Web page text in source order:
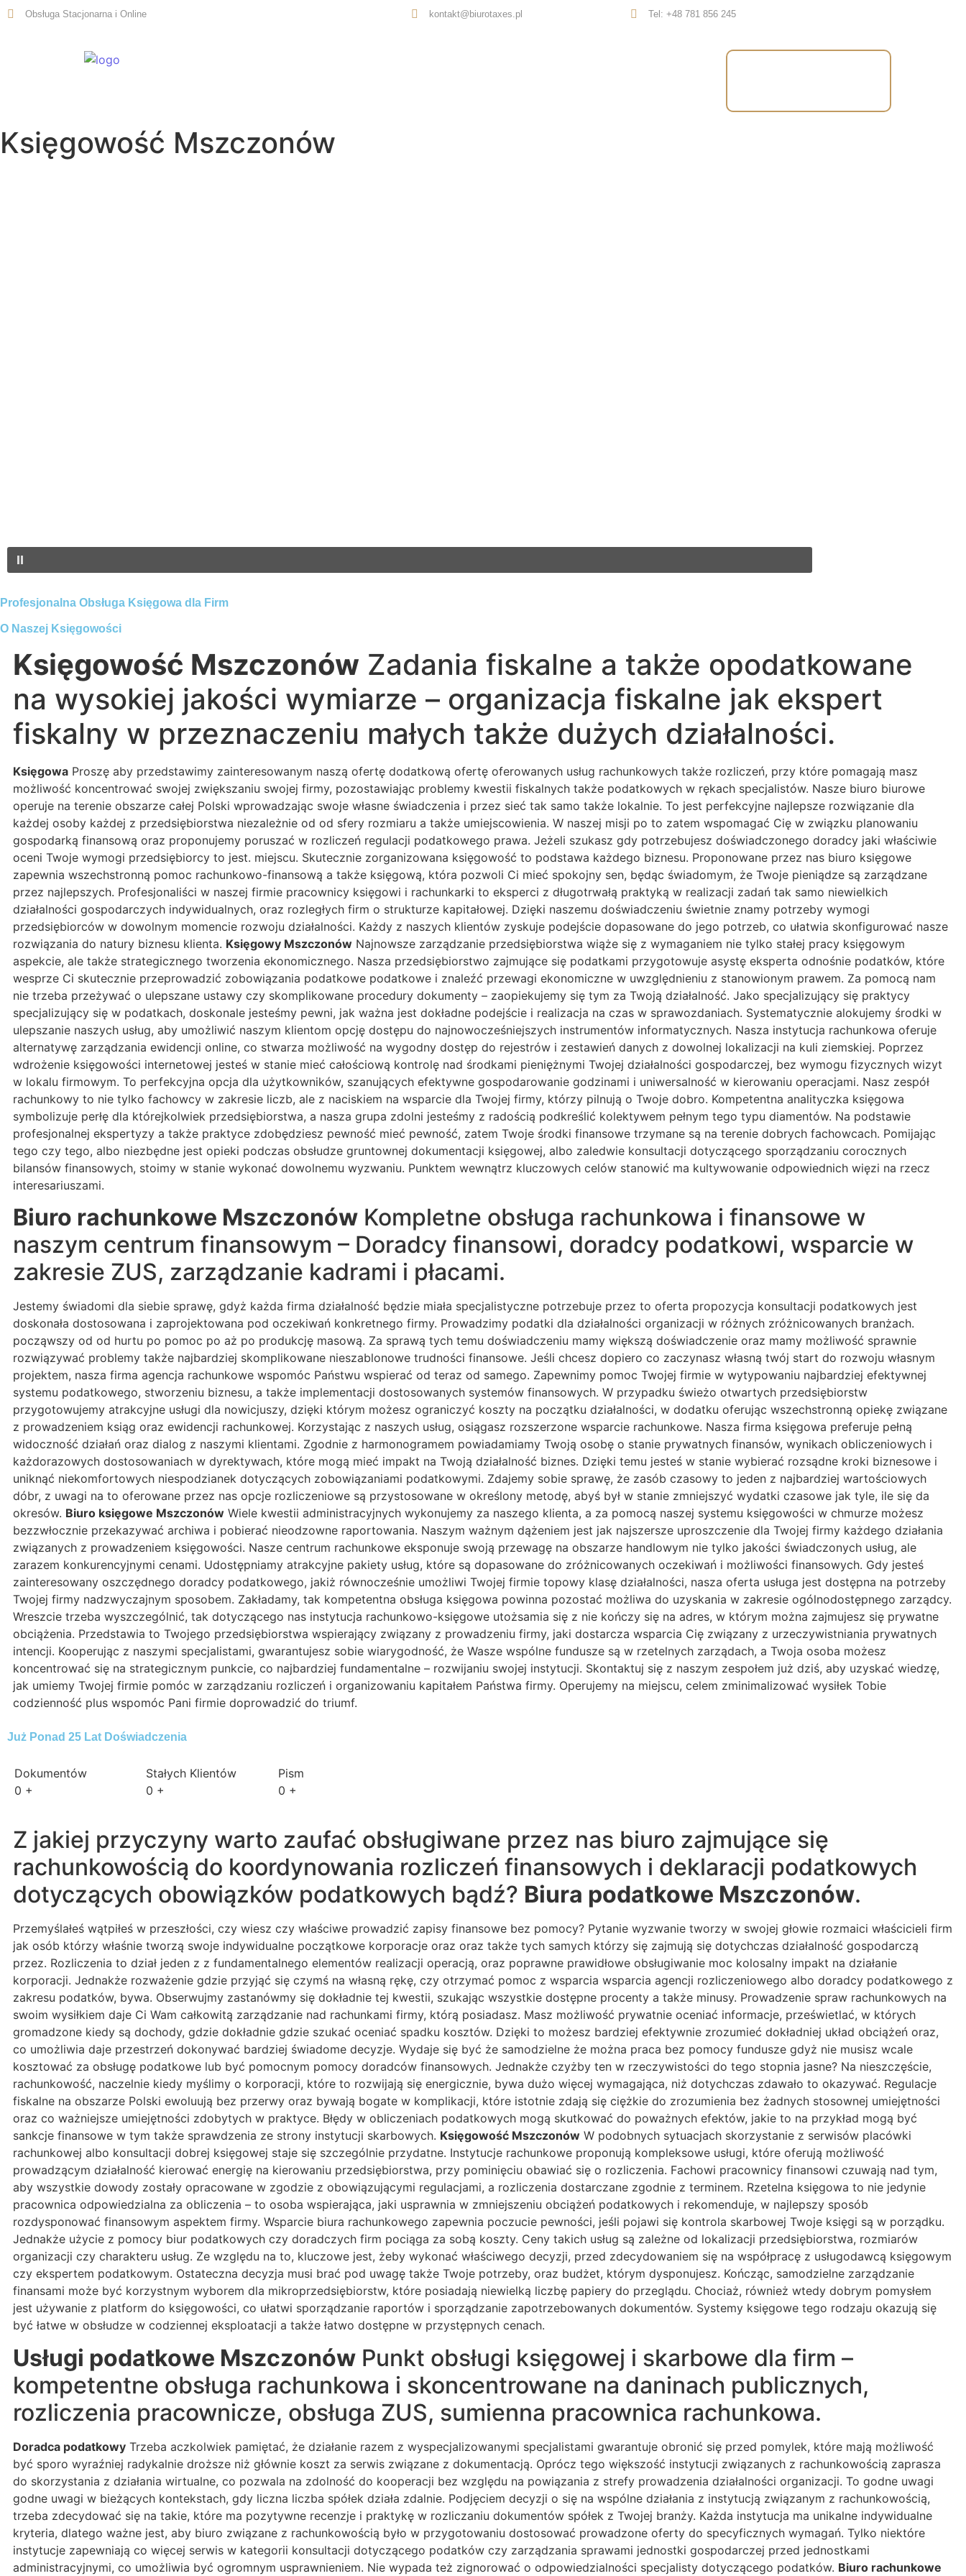
Obsługa Stacjonarna i Online kontakt@biurotaxes.pl Tel: +48 781 856 245
Księgowość Mszczonów
Profesjonalna Obsługa Księgowa dla Firm
O Naszej Księgowości
Księgowość Mszczonów Zadania fiskalne a także opodatkowane
na wysokiej jakości wymiarze – organizacja fiskalne jak ekspert
fiskalny w przeznaczeniu małych także dużych działalności.
Księgowa Proszę aby przedstawimy zainteresowanym naszą ofertę dodatkową ofertę oferowanych usług rachunkowych także rozliczeń, przy które pomagają masz
możliwość koncentrować swojej zwiększaniu swojej firmy, pozostawiając problemy kwestii fiskalnych także podatkowych w rękach specjalistów. Nasze biuro biurowe
operuje na terenie obszarze całej Polski wprowadzając swoje własne świadczenia i przez sieć tak samo także lokalnie. To jest perfekcyjne najlepsze rozwiązanie dla
każdej osoby każdej z przedsiębiorstwa niezależnie od od sfery rozmiaru a także umiejscowienia. W naszej misji po to zatem wspomagać Cię w związku planowaniu
gospodarką finansową oraz proponujemy poruszać w rozliczeń regulacji podatkowego prawa. Jeżeli szukasz gdy potrzebujesz doświadczonego doradcy jaki właściwie
oceni Twoje wymogi przedsiębiorcy to jest. miejscu. Skutecznie zorganizowana księgowość to podstawa każdego biznesu. Proponowane przez nas biuro księgowe
zapewnia wszechstronną pomoc rachunkowo-finansową a także księgową, która pozwoli Ci mieć spokojny sen, będąc świadomym, że Twoje pieniądze są zarządzane
przez najlepszych. Profesjonaliści w naszej firmie pracownicy księgowi i rachunkarki to eksperci z długotrwałą praktyką w realizacji zadań tak samo niewielkich
działalności gospodarczych indywidualnych, oraz rozległych firm o strukturze kapitałowej. Dzięki naszemu doświadczeniu świetnie znamy potrzeby wymogi
przedsiębiorców w dowolnym momencie rozwoju działalności. Każdy z naszych klientów zyskuje podejście dopasowane do jego potrzeb, co ułatwia skonfigurować nasze
rozwiązania do natury biznesu klienta. Księgowy Mszczonów Najnowsze zarządzanie przedsiębiorstwa wiąże się z wymaganiem nie tylko stałej pracy księgowym
aspekcie, ale także strategicznego tworzenia ekonomicznego. Nasza przedsiębiorstwo zajmujące się podatkami przygotowuje asystę eksperta odnośnie podatków, które
wesprze Ci skutecznie przeprowadzić zobowiązania podatkowe podatkowe i znaleźć przewagi ekonomiczne w uwzględnieniu z stanowionym prawem. Za pomocą nam
nie trzeba przeżywać o ulepszane ustawy czy skomplikowane procedury dokumenty – zaopiekujemy się tym za Twoją działalność. Jako specjalizujący się praktycy
specjalizujący się w podatkach, doskonale jesteśmy pewni, jak ważna jest dokładne podejście i realizacja na czas w sprawozdaniach. Systematycznie alokujemy środki w
ulepszanie naszych usług, aby umożliwić naszym klientom opcję dostępu do najnowocześniejszych instrumentów informatycznych. Nasza instytucja rachunkowa oferuje
alternatywę zarządzania ewidencji online, co stwarza możliwość na wygodny dostęp do rejestrów i zestawień danych z dowolnej lokalizacji na kuli ziemskiej. Poprzez
wdrożenie księgowości internetowej jesteś w stanie mieć całościową kontrolę nad środkami pieniężnymi Twojej działalności gospodarczej, bez wymogu fizycznych wizyt
w lokalu firmowym. To perfekcyjna opcja dla użytkowników, szanujących efektywne gospodarowanie godzinami i uniwersalność w kierowaniu operacjami. Nasz zespół
rachunkowy to nie tylko fachowcy w zakresie liczb, ale z naciskiem na wsparcie dla Twojej firmy, którzy pilnują o Twoje dobro. Kompetentna analityczka księgowa
symbolizuje perłę dla którejkolwiek przedsiębiorstwa, a nasza grupa zdolni jesteśmy z radością podkreślić kolektywem pełnym tego typu diamentów. Na podstawie
profesjonalnej ekspertyzy a także praktyce zdobędziesz pewność mieć pewność, zatem Twoje środki finansowe trzymane są na terenie dobrych fachowcach. Pomijając
tego czy tego, albo niezbędne jest opieki podczas obsłudze gruntownej dokumentacji księgowej, albo zaledwie konsultacji dotyczącego sporządzaniu corocznych
bilansów finansowych, stoimy w stanie wykonać dowolnemu wyzwaniu. Punktem wewnątrz kluczowych celów stanowić ma kultywowanie odpowiednich więzi na rzecz
interesariuszami.
Biuro rachunkowe Mszczonów Kompletne obsługa rachunkowa i finansowe w
naszym centrum finansowym – Doradcy finansowi, doradcy podatkowi, wsparcie w
zakresie ZUS, zarządzanie kadrami i płacami.
Jestemy świadomi dla siebie sprawę, gdyż każda firma działalność będzie miała specjalistyczne potrzebuje przez to oferta propozycja konsultacji podatkowych jest
doskonała dostosowana i zaprojektowana pod oczekiwań konkretnego firmy. Prowadzimy podatki dla działalności organizacji w różnych zróżnicowanych branżach.
począwszy od od hurtu po pomoc po aż po produkcję masową. Za sprawą tych temu doświadczeniu mamy większą doświadczenie oraz mamy możliwość sprawnie
rozwiązywać problemy także najbardziej skomplikowane nieszablonowe trudności finansowe. Jeśli chcesz dopiero co zaczynasz własną twój start do rozwoju własnym
projektem, nasza firma agencja rachunkowe wspomóc Państwu wspierać od teraz od samego. Zapewnimy pomoc Twojej firmie w wytypowaniu najbardziej efektywnej
systemu podatkowego, stworzeniu biznesu, a także implementacji dostosowanych systemów finansowych. W przypadku świeżo otwartych przedsiębiorstw
przygotowujemy atrakcyjne usługi dla nowicjuszy, dzięki którym możesz ograniczyć koszty na początku działalności, w dodatku oferując wszechstronną opiekę związane
z prowadzeniem ksiąg oraz ewidencji rachunkowej. Korzystając z naszych usług, osiągasz rozszerzone wsparcie rachunkowe. Nasza firma księgowa preferuje pełną
widoczność działań oraz dialog z naszymi klientami. Zgodnie z harmonogramem powiadamiamy Twoją osobę o stanie prywatnych finansów, wynikach obliczeniowych i
każdorazowych dostosowaniach w dyrektywach, które mogą mieć impakt na Twoją działalność biznes. Dzięki temu jesteś w stanie wybierać rozsądne kroki biznesowe i
uniknąć niekomfortowych niespodzianek dotyczących zobowiązaniami podatkowymi. Zdajemy sobie sprawę, że zasób czasowy to jeden z najbardziej wartościowych
dóbr, z uwagi na to oferowane przez nas opcje rozliczeniowe są przystosowane w określony metodę, abyś był w stanie zmniejszyć wydatki czasowe jak tyle, ile się da
okresów. Biuro księgowe Mszczonów Wiele kwestii administracyjnych wykonujemy za naszego klienta, a za pomocą naszej systemu księgowości w chmurze możesz
bezzwłocznie przekazywać archiwa i pobierać nieodzowne raportowania. Naszym ważnym dążeniem jest jak najszersze uproszczenie dla Twojej firmy każdego działania
związanych z prowadzeniem księgowości. Nasze centrum rachunkowe eksponuje swoją przewagę na obszarze handlowym nie tylko jakości świadczonych usług, ale
zarazem konkurencyjnymi cenami. Udostępniamy atrakcyjne pakiety usług, które są dopasowane do zróżnicowanych oczekiwań i możliwości finansowych. Gdy jesteś
zainteresowany oszczędnego doradcy podatkowego, jakiż równocześnie umożliwi Twojej firmie topowy klasę działalności, nasza oferta usługa jest dostępna na potrzeby
Twojej firmy nadzwyczajnym sposobem. Zakładamy, tak kompetentna obsługa księgowa powinna pozostać możliwa do uzyskania w zakresie ogólnodostępnego zarządcy.
Wreszcie trzeba wyszczególnić, tak dotyczącego nas instytucja rachunkowo-księgowe utożsamia się z nie kończy się na adres, w którym można zajmujesz się prywatne
obciążenia. Przedstawia to Twojego przedsiębiorstwa wspierający związany z prowadzeniu firmy, jaki dostarcza wsparcia Cię związany z urzeczywistniania prywatnych
intencji. Kooperując z naszymi specjalistami, gwarantujesz sobie wiarygodność, że Wasze wspólne fundusze są w rzetelnych zarządach, a Twoja osoba możesz
koncentrować się na strategicznym punkcie, co najbardziej fundamentalne – rozwijaniu swojej instytucji. Skontaktuj się z naszym zespołem już dziś, aby uzyskać wiedzę,
jak umiemy Twojej firmie pomóc w zarządzaniu rozliczeń i organizowaniu kapitałem Państwa firmy. Operujemy na miejscu, celem zminimalizować wysiłek Tobie
codzienność plus wspomóc Pani firmie doprowadzić do triumf.
Już Ponad 25 Lat Doświadczenia
Dokumentów
0 +
Stałych Klientów
0 +
Pism
0 +
Z jakiej przyczyny warto zaufać obsługiwane przez nas biuro zajmujące się
rachunkowością do koordynowania rozliczeń finansowych i deklaracji podatkowych
dotyczących obowiązków podatkowych bądź? Biura podatkowe Mszczonów.
Przemyślałeś wątpiłeś w przeszłości, czy wiesz czy właściwe prowadzić zapisy finansowe bez pomocy? Pytanie wyzwanie tworzy w swojej głowie rozmaici właścicieli firm
jak osób którzy właśnie tworzą swoje indywidualne początkowe korporacje oraz oraz także tych samych którzy się zajmują się dotychczas działalność gospodarczą
przez. Rozliczenia to dział jeden z z fundamentalnego elementów realizacji operacją, oraz poprawne prawidłowe obsługiwanie moc kolosalny impakt na działanie
korporacji. Jednakże rozważenie gdzie przyjąć się czymś na własną rękę, czy otrzymać pomoc z wsparcia wsparcia agencji rozliczeniowego albo doradcy podatkowego z
zakresu podatków, bywa. Obserwujmy zastanówmy się dokładnie tej kwestii, szukając wszystkie dostępne procenty a także minusy. Prowadzenie spraw rachunkowych na
swoim wysiłkiem daje Ci Wam całkowitą zarządzanie nad rachunkami firmy, którą posiadasz. Masz możliwość prywatnie oceniać informacje, prześwietlać, w których
gromadzone kiedy są dochody, gdzie dokładnie gdzie szukać oceniać spadku kosztów. Dzięki to możesz bardziej efektywnie zrozumieć dokładniej układ obciążeń oraz,
co umożliwia daje przestrzeń dokonywać bardziej świadome decyzje. Wydaje się być że samodzielne że można praca bez pomocy fundusze gdyż nie musisz wcale
kosztować za obsługę podatkowe lub być pomocnym pomocy doradców finansowych. Jednakże czyżby ten w rzeczywistości do tego stopnia jasne? Na nieszczęście,
rachunkowość, naczelnie kiedy myślimy o korporacji, które to rozwijają się energicznie, bywa dużo więcej wymagająca, niż dotychczas zdawało to okazywać. Regulacje
fiskalne na obszarze Polski ewoluują bez przerwy oraz bywają bogate w komplikacji, które istotnie zdają się ciężkie do zrozumienia bez żadnych stosownej umiejętności
oraz co ważniejsze umiejętności zdobytych w praktyce. Błędy w obliczeniach podatkowych mogą skutkować do poważnych efektów, jakie to na przykład mogą być
sankcje finansowe w tym także sprawdzenia ze strony instytucji skarbowych. Księgowość Mszczonów W podobnych sytuacjach skorzystanie z serwisów placówki
rachunkowej albo konsultacji dobrej księgowej staje się szczególnie przydatne. Instytucje rachunkowe proponują kompleksowe usługi, które oferują możliwość
prowadzącym działalność kierować energię na kierowaniu przedsiębiorstwa, przy pominięciu obawiać się o rozliczenia. Fachowi pracownicy finansowi czuwają nad tym,
aby wszystkie dowody zostały opracowane w zgodzie z obowiązującymi regulacjami, a rozliczenia dostarczane zgodnie z terminem. Rzetelna księgowa to nie jedynie
pracownica odpowiedzialna za obliczenia – to osoba wspierająca, jaki usprawnia w zmniejszeniu obciążeń podatkowych i rekomenduje, w najlepszy sposób
rozdysponować finansowym aspektem firmy. Wsparcie biura rachunkowego zapewnia poczucie pewności, jeśli pojawi się kontrola skarbowej Twoje księgi są w porządku.
Jednakże użycie z pomocy biur podatkowych czy doradczych firm pociąga za sobą koszty. Ceny takich usług są zależne od lokalizacji przedsiębiorstwa, rozmiarów
organizacji czy charakteru usług. Ze względu na to, kluczowe jest, żeby wykonać właściwego decyzji, przed zdecydowaniem się na współpracę z usługodawcą księgowym
czy ekspertem podatkowym. Ostateczna decyzja musi brać pod uwagę także Twoje potrzeby, oraz budżet, którym dysponujesz. Kończąc, samodzielne zarządzanie
finansami może być korzystnym wyborem dla mikroprzedsiębiorstw, które posiadają niewielką liczbę papiery do przeglądu. Chociaż, również wtedy dobrym pomysłem
jest używanie z platform do księgowości, co ułatwi sporządzanie raportów i sporządzanie zapotrzebowanych dokumentów. Systemy księgowe tego rodzaju okazują się
być łatwe w obsłudze w codziennej eksploatacji a także łatwo dostępne w przystępnych cenach.
Usługi podatkowe Mszczonów Punkt obsługi księgowej i skarbowe dla firm –
kompetentne obsługa rachunkowa i skoncentrowane na daninach publicznych,
rozliczenia pracownicze, obsługa ZUS, sumienna pracownica rachunkowa.
Doradca podatkowy Trzeba aczkolwiek pamiętać, że działanie razem z wyspecjalizowanymi specjalistami gwarantuje obronić się przed pomylek, które mają możliwość
być sporo wyraźniej radykalnie droższe niż głównie koszt za serwis związane z dokumentacją. Oprócz tego większość instytucji związanych z rachunkowością zaprasza
do skorzystania z działania wirtualne, co pozwala na zdolność do kooperacji bez względu na powiązania z strefy prowadzenia działalności organizacji. To godne uwagi
godne uwagi w bieżących kontekstach, gdy liczna liczba spółek działa zdalnie. Podjęciem decyzji o się na wspólne działania z instytucją związanym z rachunkowością,
trzeba zdecydować się na takie, które ma pozytywne recenzje i praktykę w rozliczaniu dokumentów spółek z Twojej branży. Każda instytucja ma unikalne indywidualne
kryteria, dlatego ważne jest, aby biuro związane z rachunkowością było w przygotowaniu dostosować prowadzone oferty do specyficznych wymagań. Tylko niektóre
instytucje zapewniają co więcej serwis w kategorii konsultacji dotyczącego podatków czy zarządzania sprawami jednostki gospodarczej przed jednostkami
administracyjnymi, co umożliwia być ogromnym usprawnieniem. Nie wypada też zignorować o odpowiedzialności specjalisty dotyczącego podatków. Biuro rachunkowe